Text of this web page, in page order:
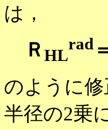
は，
Ｒ HL
rad
のように
半径の2乗